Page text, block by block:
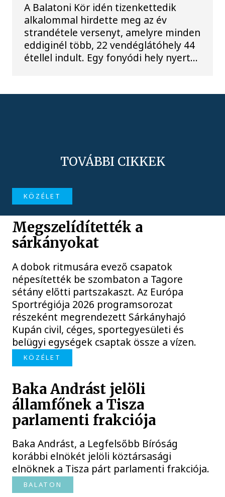
A Balatoni Kör idén tizenkettedik
alkalommal hirdette meg az év
strandétele versenyt, amelyre minden
eddiginél több, 22 vendéglátóhely 44
étellel indult. Egy fonyódi hely nyert...
TOVÁBBI CIKKEK
KÖZÉLET
Megszelídítették a
sárkányokat
A dobok ritmusára evező csapatok
népesítették be szombaton a Tagore
sétány előtti partszakaszt. Az Európa
Sportrégiója 2026 programsorozat
részeként megrendezett Sárkányhajó
Kupán civil, céges, sportegyesületi és
belügyi egységek csaptak össze a vízen.
KÖZÉLET
Baka Andrást jelöli
államfőnek a Tisza
parlamenti frakciója
Baka Andrást, a Legfelsőbb Bíróság
korábbi elnökét jelöli köztársasági
elnöknek a Tisza párt parlamenti frakciója.
BALATON